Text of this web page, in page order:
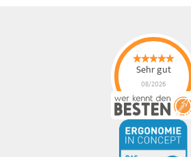
Sehr gut
08/2026
ErgonoMIX GmbHhat
4.96von5Sternen |
105ErgonoMIX
GmbHBewertungen
auf
werkenntdenBESTEN.de